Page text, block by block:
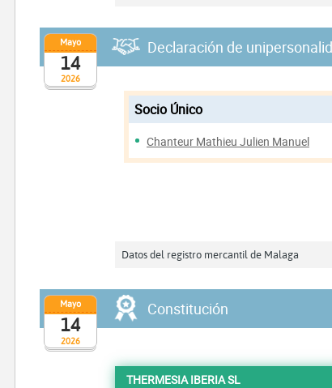
2026
Mayo
14
Declaración de
Socio Único
Chanteur Mathieu Julien Manuel
Datos del registro mercantil de Malaga
2026
Mayo
14
Constitución
THERMESIA IBERIA SL